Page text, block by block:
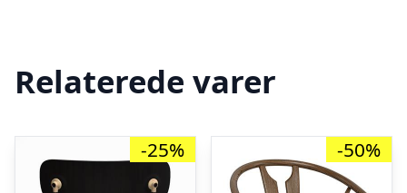
Relaterede varer
-25% -50%